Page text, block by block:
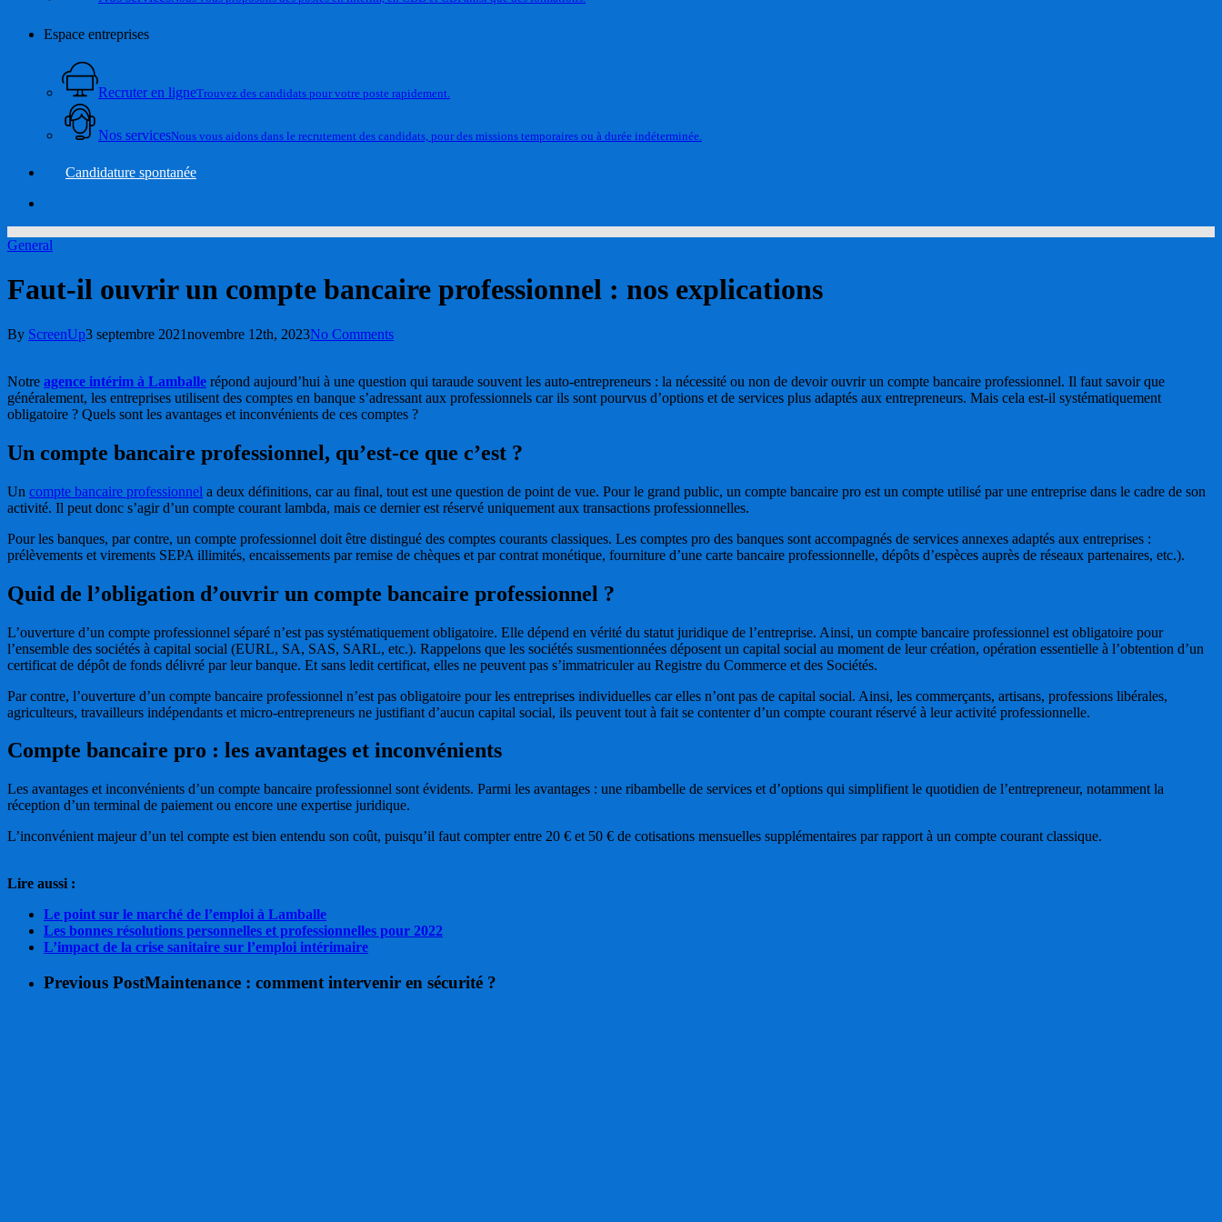
Espace entreprises
Recruter en ligneTrouvez des candidats pour votre poste rapidement.
Nos servicesNous vous aidons dans le recrutement des candidats, pour des missions temporaires ou à durée indéterminée.
Candidature spontanée
General
Faut-il ouvrir un compte bancaire professionnel : nos explications
By ScreenUp3 septembre 2021novembre 12th, 2023No Comments
Notre agence intérim à Lamballe répond aujourd’hui à une question qui taraude souvent les auto-entrepreneurs : la nécessité ou non de devoir ouvrir un compte bancaire professionnel. Il faut savoir que
généralement, les entreprises utilisent des comptes en banque s’adressant aux professionnels car ils sont pourvus d’options et de services plus adaptés aux entrepreneurs. Mais cela est-il systématiquement
obligatoire ? Quels sont les avantages et inconvénients de ces comptes ?
Un compte bancaire professionnel, qu’est-ce que c’est ?
Un compte bancaire professionnel a deux définitions, car au final, tout est une question de point de vue. Pour le grand public, un compte bancaire pro est un compte utilisé par une entreprise dans le cadre de son
activité. Il peut donc s’agir d’un compte courant lambda, mais ce dernier est réservé uniquement aux transactions professionnelles.
Pour les banques, par contre, un compte professionnel doit être distingué des comptes courants classiques. Les comptes pro des banques sont accompagnés de services annexes adaptés aux entreprises :
prélèvements et virements SEPA illimités, encaissements par remise de chèques et par contrat monétique, fourniture d’une carte bancaire professionnelle, dépôts d’espèces auprès de réseaux partenaires, etc.).
Quid de l’obligation d’ouvrir un compte bancaire professionnel ?
L’ouverture d’un compte professionnel séparé n’est pas systématiquement obligatoire. Elle dépend en vérité du statut juridique de l’entreprise. Ainsi, un compte bancaire professionnel est obligatoire pour
l’ensemble des sociétés à capital social (EURL, SA, SAS, SARL, etc.). Rappelons que les sociétés susmentionnées déposent un capital social au moment de leur création, opération essentielle à l’obtention d’un
certificat de dépôt de fonds délivré par leur banque. Et sans ledit certificat, elles ne peuvent pas s’immatriculer au Registre du Commerce et des Sociétés.
Par contre, l’ouverture d’un compte bancaire professionnel n’est pas obligatoire pour les entreprises individuelles car elles n’ont pas de capital social. Ainsi, les commerçants, artisans, professions libérales,
agriculteurs, travailleurs indépendants et micro-entrepreneurs ne justifiant d’aucun capital social, ils peuvent tout à fait se contenter d’un compte courant réservé à leur activité professionnelle.
Compte bancaire pro : les avantages et inconvénients
Les avantages et inconvénients d’un compte bancaire professionnel sont évidents. Parmi les avantages : une ribambelle de services et d’options qui simplifient le quotidien de l’entrepreneur, notamment la
réception d’un terminal de paiement ou encore une expertise juridique.
L’inconvénient majeur d’un tel compte est bien entendu son coût, puisqu’il faut compter entre 20 € et 50 € de cotisations mensuelles supplémentaires par rapport à un compte courant classique.
Lire aussi :
Le point sur le marché de l’emploi à Lamballe
Les bonnes résolutions personnelles et professionnelles pour 2022
L’impact de la crise sanitaire sur l’emploi intérimaire
Previous PostMaintenance : comment intervenir en sécurité ?